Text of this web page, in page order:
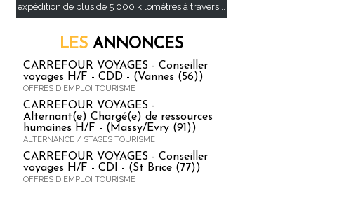
expédition de plus de 5 000 kilomètres à travers...
LES ANNONCES
CARREFOUR VOYAGES - Conseiller
voyages H/F - CDD - (Vannes (56))
OFFRES D'EMPLOI TOURISME
CARREFOUR VOYAGES -
Alternant(e) Chargé(e) de ressources
humaines H/F - (Massy/Evry (91))
ALTERNANCE / STAGES TOURISME
CARREFOUR VOYAGES - Conseiller
voyages H/F - CDI - (St Brice (77))
OFFRES D'EMPLOI TOURISME